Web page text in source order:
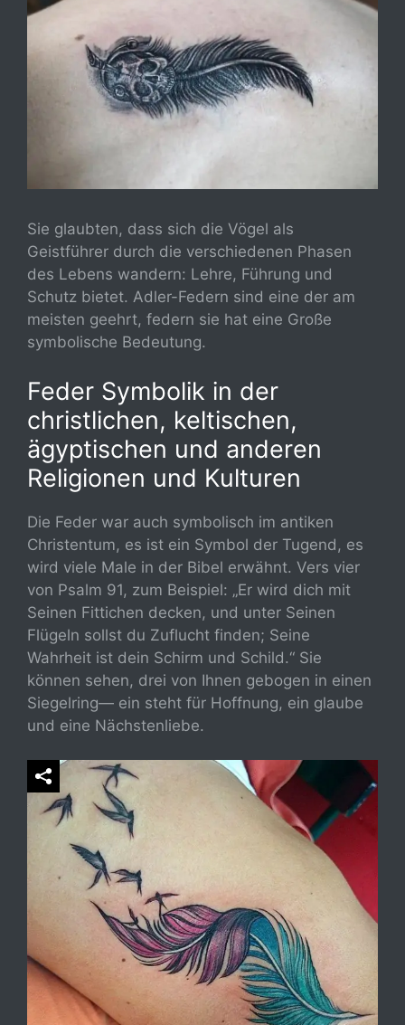
Sie glaubten, dass sich die Vögel als
Geistführer durch die verschiedenen Phasen
des Lebens wandern: Lehre, Führung und
Schutz bietet. Adler-Federn sind eine der am
meisten geehrt, federn sie hat eine Große
symbolische Bedeutung.
Feder Symbolik in der
christlichen, keltischen,
ägyptischen und anderen
Religionen und Kulturen
Die Feder war auch symbolisch im antiken
Christentum, es ist ein Symbol der Tugend, es
wird viele Male in der Bibel erwähnt. Vers vier
von Psalm 91, zum Beispiel: „Er wird dich mit
Seinen Fittichen decken, und unter Seinen
Flügeln sollst du Zuflucht finden; Seine
Wahrheit ist dein Schirm und Schild.“ Sie
können sehen, drei von Ihnen gebogen in einen
Siegelring— ein steht für Hoffnung, ein glaube
und eine Nächstenliebe.